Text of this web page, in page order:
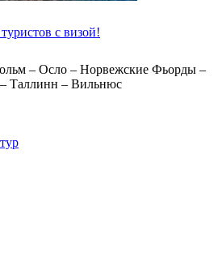
с визой!
– Осло – Норвежские Фьорды –
Таллинн – Вильнюс